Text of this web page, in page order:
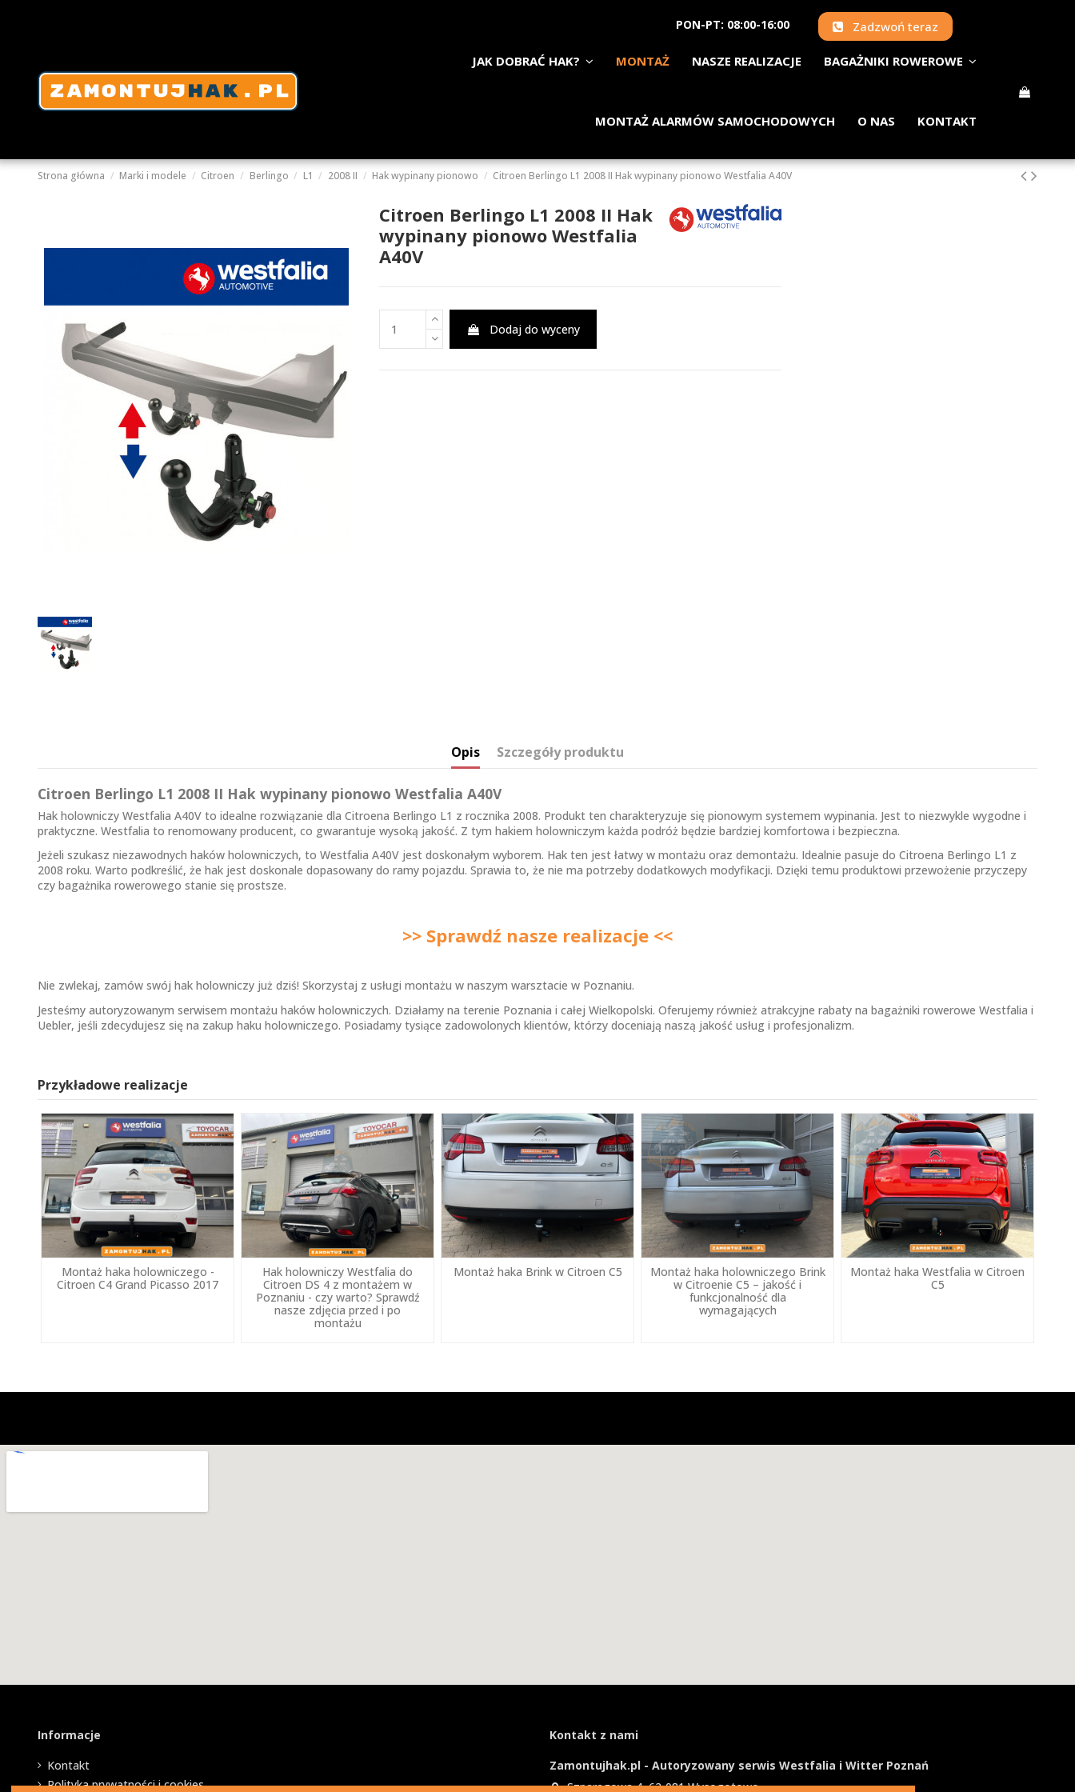
PON-PT: 08:00-16:00 Zadzwoń teraz
JAK DOBRAĆ HAK? MONTAŻ NASZE REALIZACJE BAGAŻNIKI ROWEROWE
MONTAŻ ALARMÓW SAMOCHODOWYCH O NAS KONTAKT
Strona główna Marki i modele Citroen Berlingo L1 2008 II Hak wypinany pionowo Citroen Berlingo L1 2008 II Hak wypinany pionowo Westfalia A40V
Citroen Berlingo L1 2008 II Hak
wypinany pionowo Westfalia
A40V
Dodaj do wyceny
Opis Szczegóły produktu
Citroen Berlingo L1 2008 II Hak wypinany pionowo Westfalia A40V
Hak holowniczy Westfalia A40V to idealne rozwiązanie dla Citroena Berlingo L1 z rocznika 2008. Produkt ten charakteryzuje się pionowym systemem wypinania. Jest to niezwykle wygodne i
praktyczne. Westfalia to renomowany producent, co gwarantuje wysoką jakość. Z tym hakiem holowniczym każda podróż będzie bardziej komfortowa i bezpieczna.
Jeżeli szukasz niezawodnych haków holowniczych, to Westfalia A40V jest doskonałym wyborem. Hak ten jest łatwy w montażu oraz demontażu. Idealnie pasuje do Citroena Berlingo L1 z
2008 roku. Warto podkreślić, że hak jest doskonale dopasowany do ramy pojazdu. Sprawia to, że nie ma potrzeby dodatkowych modyfikacji. Dzięki temu produktowi przewożenie przyczepy
czy bagażnika rowerowego stanie się prostsze.
>> Sprawdź nasze realizacje <<
Nie zwlekaj, zamów swój hak holowniczy już dziś! Skorzystaj z usługi montażu w naszym warsztacie w Poznaniu.
Jesteśmy autoryzowanym serwisem montażu haków holowniczych. Działamy na terenie Poznania i całej Wielkopolski. Oferujemy również atrakcyjne rabaty na bagażniki rowerowe Westfalia i
Uebler, jeśli zdecydujesz się na zakup haku holowniczego. Posiadamy tysiące zadowolonych klientów, którzy doceniają naszą jakość usług i profesjonalizm.
Przykładowe realizacje
Montaż haka holowniczego -
Citroen C4 Grand Picasso 2017
Hak holowniczy Westfalia do
Citroen DS 4 z montażem w
Poznaniu - czy warto? Sprawdź
nasze zdjęcia przed i po
montażu
Montaż haka Brink w Citroen C5
Montaż haka holowniczego Brink
w Citroenie C5 – jakość i
funkcjonalność dla
wymagających
Montaż haka Westfalia w Citroen
C5
Informacje
Kontakt
Polityka prywatności i cookies
Kontakt z nami
Zamontujhak.pl - Autoryzowany serwis Westfalia i Witter Poznań
Szparagowa 4, 62-081 Wysogotowo